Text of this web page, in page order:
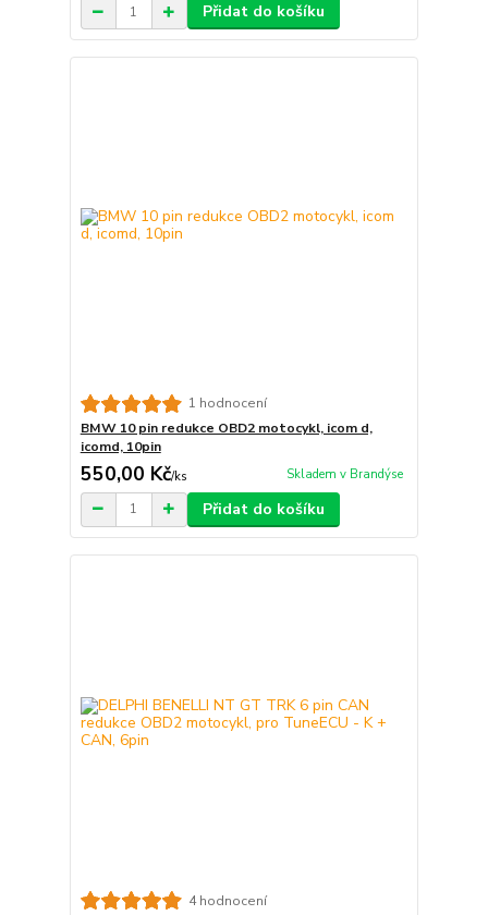
Přidat do košíku
1 hodnocení
BMW 10 pin redukce OBD2 motocykl, icom d,
icomd, 10pin
550,00 Kč/ks Skladem v Brandýse
Přidat do košíku
4 hodnocení